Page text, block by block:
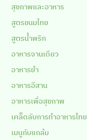
สุขภาพและอาหาร
สูตรขนมไทย
สูตรน้ำพริก
อาหารจานเดียว
อาหารยำ
อาหารอีสาน
อาหารเพื่อสุขภาพ
เคล็ดลับการทำอาหารไทย
เมนูกับแกล้ม